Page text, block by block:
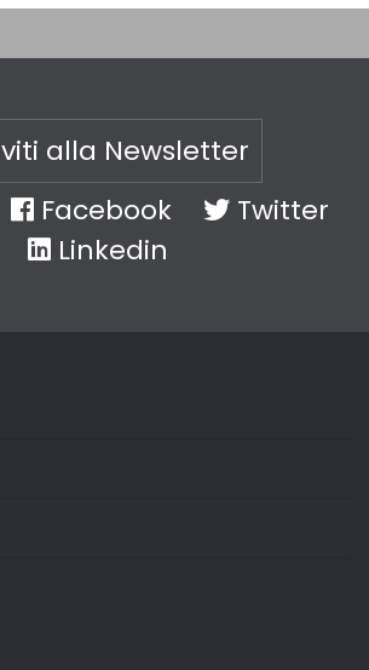
alla Newsletter
Facebook
Twitter
Linkedin